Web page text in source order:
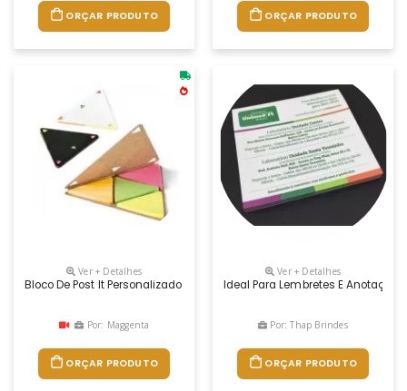
ORÇAR PRODUTO ORÇAR PRODUTO
Ver + Detalhes
Bloco De Post It Personalizado
Por: Maggenta
ORÇAR PRODUTO
Ver + Detalhes
Ideal Para Lembretes E
Por: Thap Brindes
ORÇAR PRODUTO